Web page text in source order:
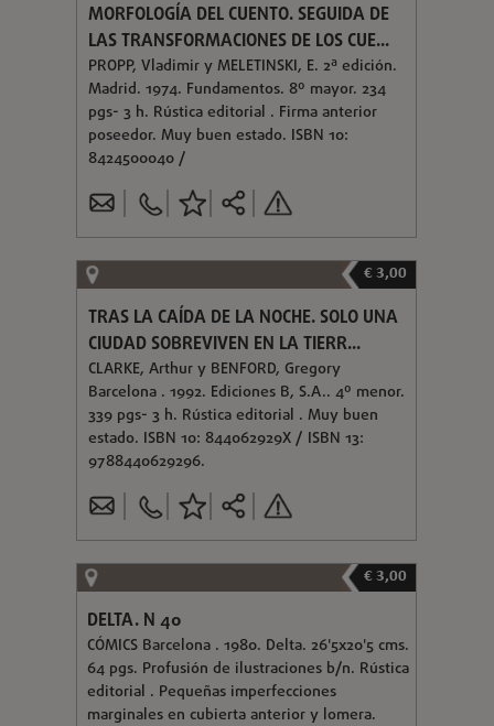
MORFOLOGÍA DEL CUENTO. SEGUIDA DE
LAS TRANSFORMACIONES DE LOS CUE...
PROPP, Vladimir y MELETINSKI, E. 2ª edición.
Madrid. 1974. Fundamentos. 8º mayor. 234
pgs- 3 h. Rústica editorial . Firma anterior
poseedor. Muy buen estado. ISBN 10:
8424500040 /
€ 3,00
TRAS LA CAÍDA DE LA NOCHE. SOLO UNA
CIUDAD SOBREVIVEN EN LA TIERR...
CLARKE, Arthur y BENFORD, Gregory
Barcelona . 1992. Ediciones B, S.A.. 4º menor.
339 pgs- 3 h. Rústica editorial . Muy buen
estado. ISBN 10: 844062929X / ISBN 13:
9788440629296.
€ 3,00
DELTA. N 40
CÓMICS Barcelona . 1980. Delta. 26'5x20'5 cms.
64 pgs. Profusión de ilustraciones b/n. Rústica
editorial . Pequeñas imperfecciones
marginales en cubierta anterior y lomera.